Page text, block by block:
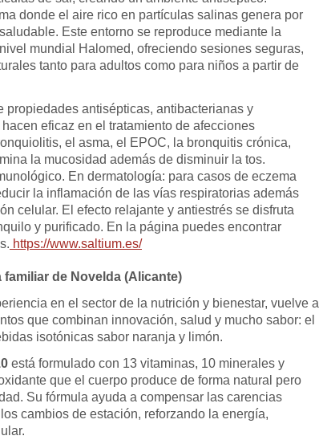
donde el aire rico en partículas salinas genera por
Este entorno se reproduce mediante la
mundial Halomed, ofreciendo sesiones seguras,
tanto para adultos como para niños a partir de
propiedades antisépticas, antibacterianas y
eficaz en el tratamiento de afecciones
el asma, el EPOC, la bronquitis crónica,
la mucosidad además de disminuir la tos.
En dermatología: para casos de eczema
la inflamación de las vías respiratorias además
celular. El efecto relajante y antiestrés se disfruta
y purificado. En la página puedes encontrar
https://www.saltium.es/
de Novelda (Alicante)
en el sector de la nutrición y bienestar, vuelve a
que combinan innovación, salud y mucho sabor: el
isotónicas sabor naranja y limón.
está formulado con 13 vitaminas, 10 minerales y
que el cuerpo produce de forma natural pero
Su fórmula ayuda a compensar las carencias
cambios de estación, reforzando la energía,